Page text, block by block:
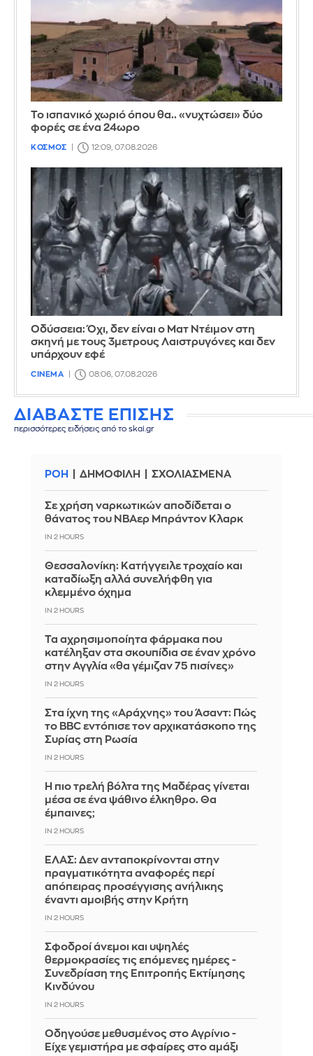
Το ισπανικό χωριό όπου θα.. «νυχτώσει» δύο
φορές σε ένα 24ωρο
ΚΟΣΜΟΣ 12:09, 07.08.2026
Οδύσσεια: Όχι, δεν είναι ο Ματ Ντέιμον στη
σκηνή με τους 3μετρους Λαιστρυγόνες και δεν
υπάρχουν εφέ
CINEMA 08:06, 07.08.2026
ΔΙΑΒΑΣΤΕ ΕΠΙΣΗΣ
περισσότερες ειδήσεις από το skai.gr
ΡΟΗ ΔΗΜΟΦΙΛΗ ΣΧΟΛΙΑΣΜΕΝΑ
Σε χρήση ναρκωτικών αποδίδεται ο
θάνατος του ΝΒΑερ Μπράντον Κλαρκ
IN 2 HOURS
Θεσσαλονίκη: Κατήγγειλε τροχαίο και
καταδίωξη αλλά συνελήφθη για
κλεμμένο όχημα
IN 2 HOURS
Τα αχρησιμοποίητα φάρμακα που
κατέληξαν στα σκουπίδια σε έναν χρόνο
στην Αγγλία «θα γέμιζαν 75 πισίνες»
IN 2 HOURS
Στα ίχνη της «Αράχνης» του Άσαντ: Πώς
το BBC εντόπισε τον αρχικατάσκοπο της
Συρίας στη Ρωσία
IN 2 HOURS
Η πιο τρελή βόλτα της Μαδέρας γίνεται
μέσα σε ένα ψάθινο έλκηθρο. Θα
έμπαινες;
IN 2 HOURS
ΕΛΑΣ: Δεν ανταποκρίνονται στην
πραγματικότητα αναφορές περί
απόπειρας προσέγγισης ανήλικης
έναντι αμοιβής στην Κρήτη
IN 2 HOURS
Σφοδροί άνεμοι και υψηλές
θερμοκρασίες τις επόμενες ημέρες -
Συνεδρίαση της Επιτροπής Εκτίμησης
Κινδύνου
IN 2 HOURS
Οδηγούσε μεθυσμένος στο Αγρίνιο -
Είχε γεμιστήρα με σφαίρες στο αμάξι